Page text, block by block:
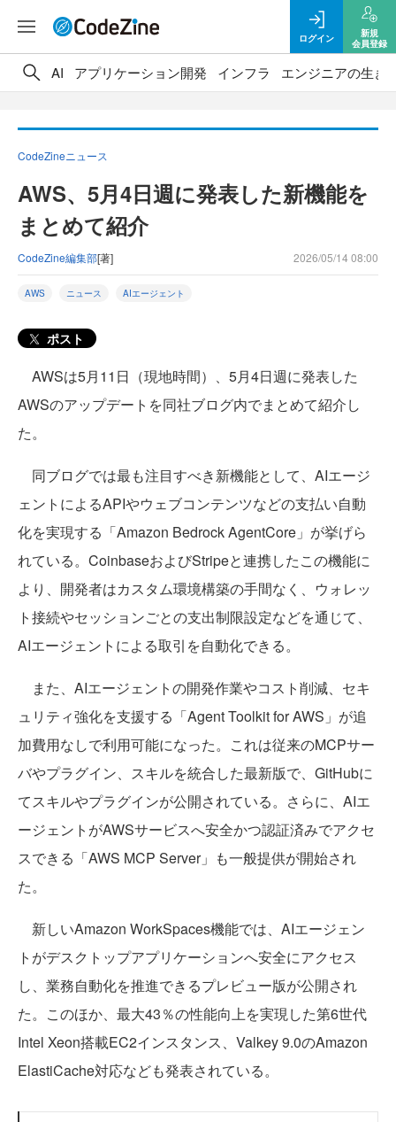
ログイン
新規
会員登録
AI アプリケーション開発 インフラ エンジニアの生き
CodeZineニュース
AWS、5月4日週に発表した新機能を
まとめて紹介
CodeZine編集部[著] 2026/05/14 08:00
AWS ニュース AIエージェント
ポスト
AWSは5月11日（現地時間）、5月4日週に発表した
AWSのアップデートを同社ブログ内でまとめて紹介し
た。
同ブログでは最も注目すべき新機能として、AIエージ
ェントによるAPIやウェブコンテンツなどの支払い自動
化を実現する「Amazon Bedrock AgentCore」が挙げら
れている。CoinbaseおよびStripeと連携したこの機能に
より、開発者はカスタム環境構築の手間なく、ウォレッ
ト接続やセッションごとの支出制限設定などを通じて、
AIエージェントによる取引を自動化できる。
また、AIエージェントの開発作業やコスト削減、セキ
ュリティ強化を支援する「Agent Toolkit for AWS」が追
加費用なしで利用可能になった。これは従来のMCPサー
バやプラグイン、スキルを統合した最新版で、GitHubに
てスキルやプラグインが公開されている。さらに、AIエ
ージェントがAWSサービスへ安全かつ認証済みでアクセ
スできる「AWS MCP Server」も一般提供が開始され
た。
新しいAmazon WorkSpaces機能では、AIエージェン
トがデスクトップアプリケーションへ安全にアクセス
し、業務自動化を推進できるプレビュー版が公開され
た。このほか、最大43％の性能向上を実現した第6世代
Intel Xeon搭載EC2インスタンス、Valkey 9.0のAmazon
ElastiCache対応なども発表されている。